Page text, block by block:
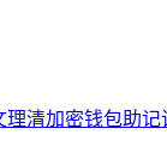
理清加密钱包助记